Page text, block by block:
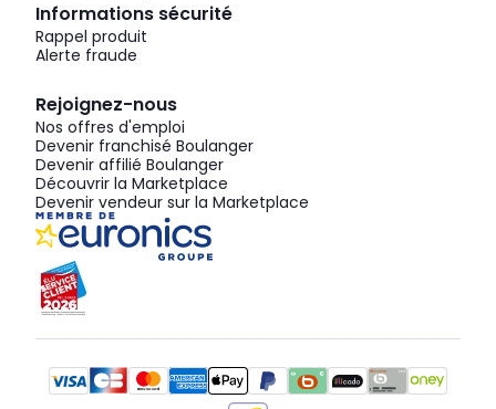
Informations sécurité
Rappel produit
Alerte fraude
Rejoignez-nous
Nos offres d'emploi
Devenir franchisé Boulanger
Devenir affilié Boulanger
Découvrir la Marketplace
Devenir vendeur sur la Marketplace